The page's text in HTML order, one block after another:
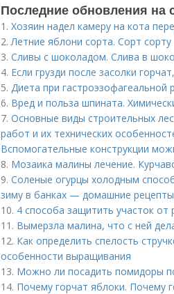
Последние обновления на
1. Хозяин надел камеру на кота
2.Летние яблони сорта. Сорт
3. Сливы с шоколадом. Слива в
4. Если грузди после засолки
5. Диета при
6. Вред и польза шпината.
7. Основные виды строительных
работ и их технических
Вспомогательные конструкции
8. Мозаика малины лечение.
9. Соленые огурцы холодным
зиму в банках — домашние рецепты
10. 4 способа защитить участок
11. Вымерзла малина, что с ней
12. Как определить спелость
особенности выращивания
13. Можно ли посадить помидоры
14. Почему горчат яблоки. Почему